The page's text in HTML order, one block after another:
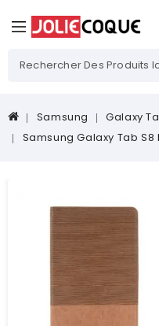
Samsung
Galaxy
Samsung Galaxy Tab S8